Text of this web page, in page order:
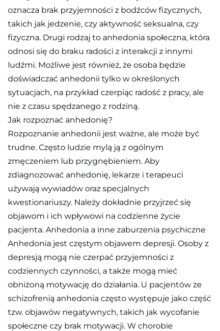
oznacza brak przyjemności z bodźców fizycznych,
takich jak jedzenie, czy aktywność seksualna, czy
fizyczna. Drugi rodzaj to anhedonia społeczna, która
odnosi się do braku radości z interakcji z innymi
ludźmi. Możliwe jest również, że osoba będzie
doświadczać anhedonii tylko w określonych
sytuacjach, na przykład czerpiąc radość z pracy, ale
nie z czasu spędzanego z rodziną.
Jak rozpoznać anhedonię?
Rozpoznanie anhedonii jest ważne, ale może być
trudne. Często ludzie mylą ją z ogólnym
zmęczeniem lub przygnębieniem. Aby
zdiagnozować anhedonię, lekarze i terapeuci
używają wywiadów oraz specjalnych
kwestionariuszy. Należy dokładnie przyjrzeć się
objawom i ich wpływowi na codzienne życie
pacjenta. Anhedonia a inne zaburzenia psychiczne
Anhedonia jest częstym objawem depresji. Osoby z
depresją mogą nie czerpać przyjemności z
codziennych czynności, a także mogą mieć
obniżoną motywację do działania. U pacjentów ze
schizofrenią anhedonia często występuje jako część
tzw. objawów negatywnych, takich jak wycofanie
społeczne czy brak motywacji. W chorobie